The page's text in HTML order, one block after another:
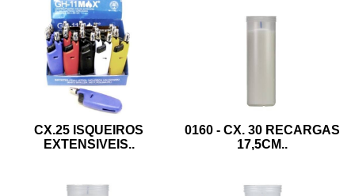
CX.25 ISQUEIROS
EXTENSIVEIS..
0160 - CX. 30 RECARGAS
17,5CM..